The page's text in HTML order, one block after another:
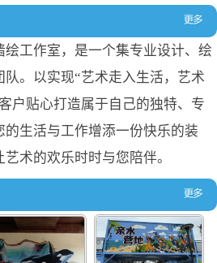
工作室，是一个集专业设计、绘
。以实现“艺术走入生活，艺术
户贴心打造属于自己的独特、专
生活与工作增添一份快乐的装
术的欢乐时时与您陪伴。